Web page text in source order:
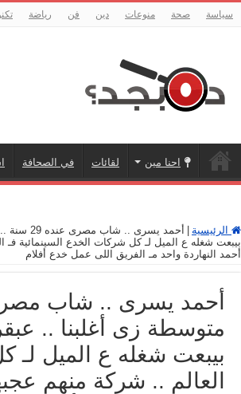
سياسة صحة منوعات دين فن رياضة
احنا مين لقائات في الصحافة
الرئيسية
بيبعت شغله ع الميل لـ كل شركات الخدع السينمائية
أحمد النهاردة واحد مـ الفريق اللى عمل خدع أفلام
بيبعت شغله ع الميل لـ
العالم .. شركة منهم